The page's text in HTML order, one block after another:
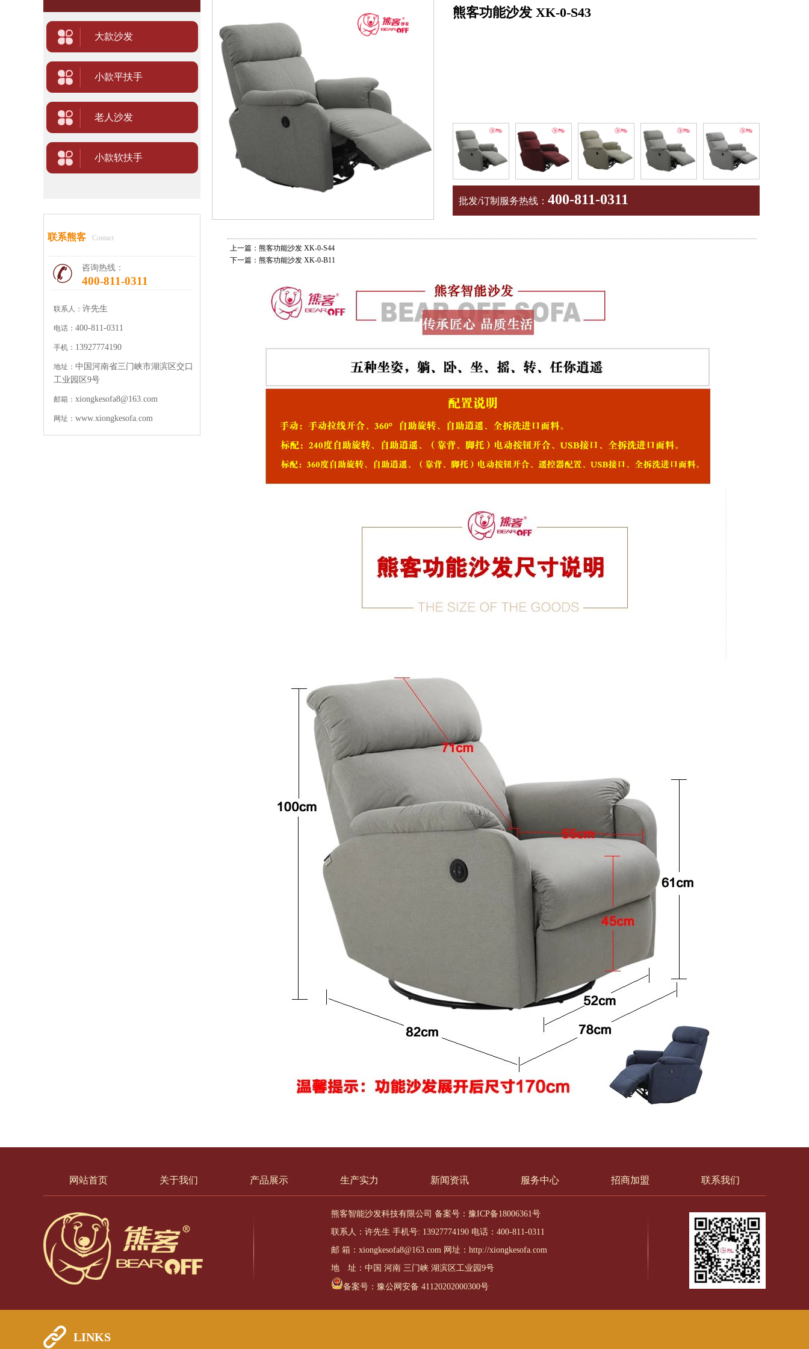
大款沙发
小款平扶手
老人沙发
小款软扶手
联系熊客 Contact
咨询热线：
400-811-0311
联系人： 许先生
电话： 400-811-0311
手机： 13927774190
地址： 中国河南省三门峡市湖滨区交口
工业园区9号
邮箱： xiongkesofa8@163.com
网址： www.xiongkesofa.com
熊客功能沙发 XK-0-S43
批发/订制服务热线： 400-811-0311
上一篇：熊客功能沙发 XK-0-S44
下一篇：熊客功能沙发 XK-0-B11
网站首页 关于我们 产品展示 生产实力 新闻资讯 服务中心 招商加盟 联系我们
熊客智能沙发科技有限公司 备案号： 豫ICP备18006361号
联系人：许先生 手机号: 13927774190 电话：400-811-0311
邮 箱：xiongkesofa8@163.com 网址：http://xiongkesofa.com
地 址：中国 河南 三门峡 湖滨区工业园9号
备案号： 豫公网安备 41120202000300号
LINKS